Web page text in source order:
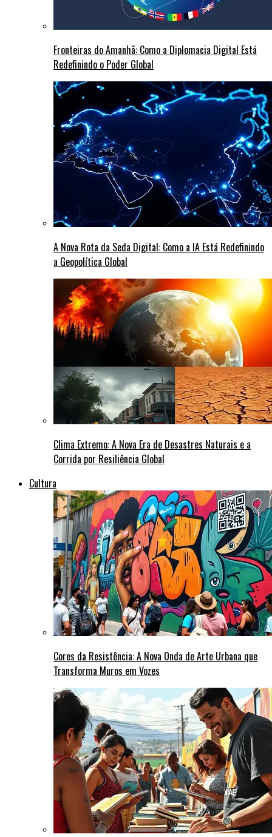
Fronteiras do Amanhã: Como a Diplomacia Digital Está
Redefinindo o Poder Global
A Nova Rota da Seda Digital: Como a IA Está Redefinindo
a Geopolítica Global
Clima Extremo: A Nova Era de Desastres Naturais e a
Corrida por Resiliência Global
Cultura
Cores da Resistência: A Nova Onda de Arte Urbana que
Transforma Muros em Vozes